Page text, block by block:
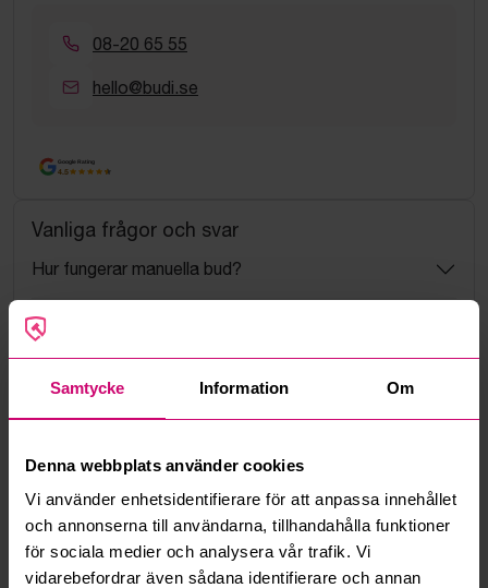
Samtycke Information Om
Denna webbplats använder cookies
Vi använder enhetsidentifierare för att anpassa innehållet
och annonserna till användarna, tillhandahålla funktioner
för sociala medier och analysera vår trafik. Vi
vidarebefordrar även sådana identifierare och annan
08-20 65 55
hello@budi.se
Google Rating
4.5
Vanliga frågor och svar
Hur fungerar manuella bud?
Vad innebär serviceavgift?
Vad är ett reservationspris?
Hur fungerar budmotorn?
Kan jag ångra ett bud?